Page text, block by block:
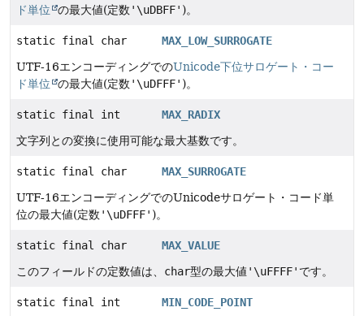
ド単位
の最大値(定数 '\uDBFF' )。
static final char
MAX_LOW_SURROGATE
UTF-16エンコーディングでのUnicode下位サロゲート・コー
ド単位
の最大値(定数 '\uDFFF' )。
static final int
MAX_RADIX
文字列との変換に使用可能な最大基数です。
static final char
MAX_SURROGATE
UTF-16エンコーディングでのUnicodeサロゲート・コード単
位の最大値(定数 '\uDFFF' )。
static final char
MAX_VALUE
このフィールドの定数値は、 char型の最大値 '\uFFFF' です。
static final int
MIN_CODE_POINT